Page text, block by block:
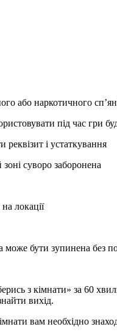
або наркотичного
під час гри
і устаткування
зоні суворо заборонена
локації
бути зупинена без
з кімнати» за 60
вихід.
вам необхідно